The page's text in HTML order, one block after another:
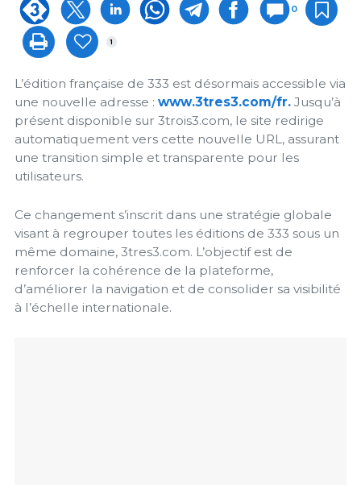
0
1
L’édition française de 333 est désormais accessible via
une nouvelle adresse : www.3tres3.com/fr. Jusqu’à
présent disponible sur 3trois3.com, le site redirige
automatiquement vers cette nouvelle URL, assurant
une transition simple et transparente pour les
utilisateurs.
Ce changement s’inscrit dans une stratégie globale
visant à regrouper toutes les éditions de 333 sous un
même domaine, 3tres3.com. L’objectif est de
renforcer la cohérence de la plateforme,
d’améliorer la navigation et de consolider sa visibilité
à l’échelle internationale.